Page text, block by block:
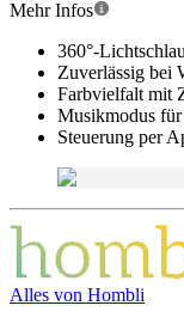
Mehr Infos
360°-
Zuverlässig bei
Farbvielfalt mit
Musikmodus
Steuerung per
Alles von Hombli